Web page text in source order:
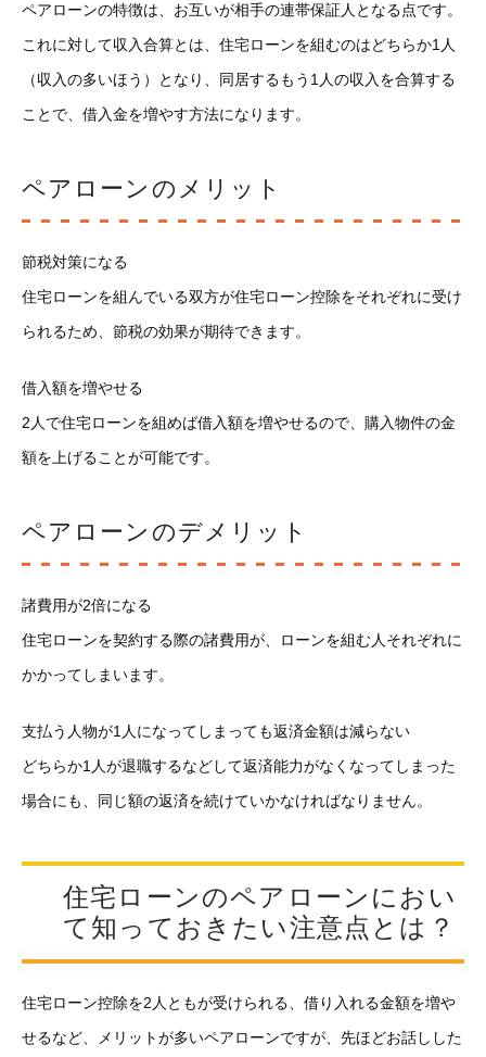
ペアローンの特徴は、お互いが相手の連帯保証人となる点です。
これに対して収入合算とは、住宅ローンを組むのはどちらか1人
（収入の多いほう）となり、同居するもう1人の収入を合算する
ことで、借入金を増やす方法になります。
ペアローンのメリット
節税対策になる
住宅ローンを組んでいる双方が住宅ローン控除をそれぞれに受け
られるため、節税の効果が期待できます。
借入額を増やせる
2人で住宅ローンを組めば借入額を増やせるので、購入物件の金
額を上げることが可能です。
ペアローンのデメリット
諸費用が2倍になる
住宅ローンを契約する際の諸費用が、ローンを組む人それぞれに
かかってしまいます。
支払う人物が1人になってしまっても返済金額は減らない
どちらか1人が退職するなどして返済能力がなくなってしまった
場合にも、同じ額の返済を続けていかなければなりません。
住宅ローンのペアローンにおい
て知っておきたい注意点とは？
住宅ローン控除を2人ともが受けられる、借り入れる金額を増や
せるなど、メリットが多いペアローンですが、先ほどお話しした